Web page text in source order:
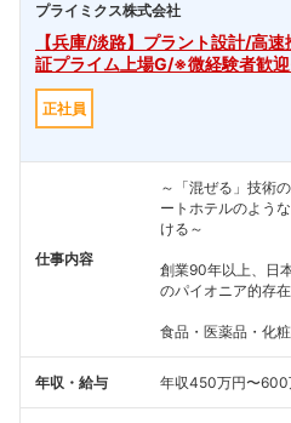
プライミクス株式会社
【兵庫/淡路】プラント設計/高
証プライム上場G/※微経験者歓
正社員
仕事内容
～「混ぜる」技術
ートホテルのよう
ける～
創業90年以上、日
のパイオニア的存在
食品・医薬品・化
年収・給与 年収450万円〜600